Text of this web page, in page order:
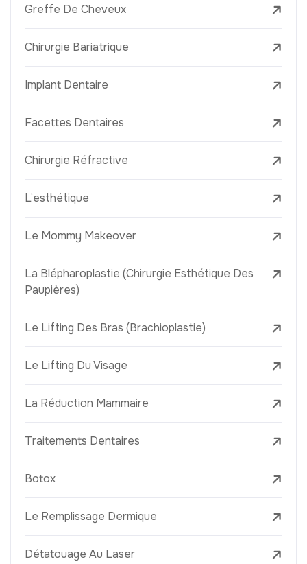
Greffe De Cheveux
Chirurgie Bariatrique
Implant Dentaire
Facettes Dentaires
Chirurgie Réfractive
L’esthétique
Le Mommy Makeover
La Blépharoplastie (Chirurgie Esthétique Des
Paupières)
Le Lifting Des Bras (Brachioplastie)
Le Lifting Du Visage
La Réduction Mammaire
Traitements Dentaires
Botox
Le Remplissage Dermique
Détatouage Au Laser